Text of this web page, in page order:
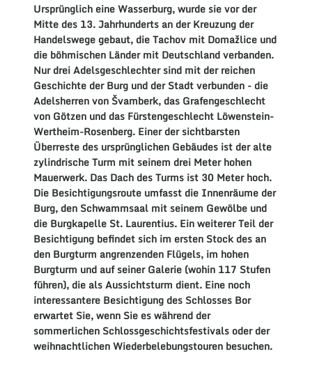
Ursprünglich eine Wasserburg, wurde sie vor der
Mitte des 13. Jahrhunderts an der Kreuzung der
Handelswege gebaut, die Tachov mit Domažlice und
die böhmischen Länder mit Deutschland verbanden.
Nur drei Adelsgeschlechter sind mit der reichen
Geschichte der Burg und der Stadt verbunden - die
Adelsherren von Švamberk, das Grafengeschlecht
von Götzen und das Fürstengeschlecht Löwenstein-
Wertheim-Rosenberg. Einer der sichtbarsten
Überreste des ursprünglichen Gebäudes ist der alte
zylindrische Turm mit seinem drei Meter hohen
Mauerwerk. Das Dach des Turms ist 30 Meter hoch.
Die Besichtigungsroute umfasst die Innenräume der
Burg, den Schwammsaal mit seinem Gewölbe und
die Burgkapelle St. Laurentius. Ein weiterer Teil der
Besichtigung befindet sich im ersten Stock des an
den Burgturm angrenzenden Flügels, im hohen
Burgturm und auf seiner Galerie (wohin 117 Stufen
führen), die als Aussichtsturm dient. Eine noch
interessantere Besichtigung des Schlosses Bor
erwartet Sie, wenn Sie es während der
sommerlichen Schlossgeschichtsfestivals oder der
weihnachtlichen Wiederbelebungstouren besuchen.